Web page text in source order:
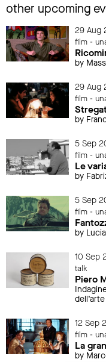
other upcoming
29 Aug
film -
by
29 Aug
film -
by
5 Sep
film -
Le
by
5 Sep
film -
by
10 Sep
talk
Piero
dell’arte
12 Sep
film -
La
by